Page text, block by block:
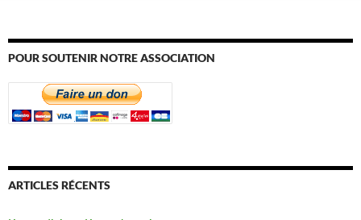
POUR SOUTENIR NOTRE ASSOCIATION
ARTICLES RÉCENTS